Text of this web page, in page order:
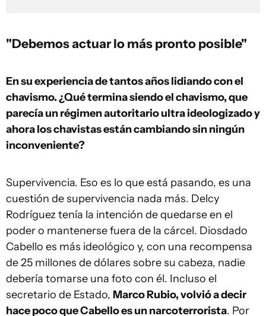
"Debemos actuar lo más pronto posible"
En su experiencia de tantos años lidiando con el
chavismo. ¿Qué termina siendo el chavismo, que
parecía un régimen autoritario ultra ideologizado y
ahora los chavistas están cambiando sin ningún
inconveniente?
Supervivencia. Eso es lo que está pasando, es una
cuestión de supervivencia nada más. Delcy
Rodríguez tenía la intención de quedarse en el
poder o mantenerse fuera de la cárcel. Diosdado
Cabello es más ideológico y, con una recompensa
de 25 millones de dólares sobre su cabeza, nadie
debería tomarse una foto con él. Incluso el
secretario de Estado, Marco Rubio, volvió a decir
hace poco que Cabello es un narcoterrorista. Por